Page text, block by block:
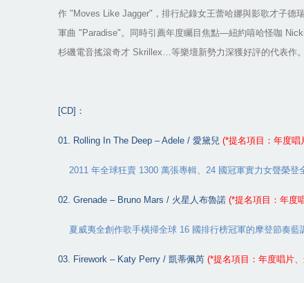
作 "Moves Like Jagger" ，排行紀錄女王蕾哈娜與影歌才子德
軍曲 "Paradise"。同時引薦年度矚目焦點—紐約嘻哈怪咖
杉磯電音搖滾奇才 Skrillex…等樂壇新勢力深獲好評的代表作
[CD] ：
01. Rolling In The Deep – Adele / 愛黛兒 (*提名項目：年度唱
2011 年全球狂賣 1300 萬張專輯、 24 國冠軍實力女聲榮登
02. Grenade – Bruno Mars / 火星人布魯諾 (*提名項目：年度
夏威夷全創作歌手橫掃全球 16 國排行榜冠軍的摩登節奏藍
03. Firework – Katy Perry / 凱蒂佩芮 (*提名項目：年度唱片